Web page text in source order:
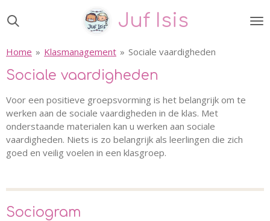
direct
de
Juf Isis
Home » Klasmanagement » Sociale vaardigheden
Sociale vaardigheden
Voor een positieve groepsvorming is het belangrijk om te
werken aan de sociale vaardigheden in de klas. Met
onderstaande materialen kan u werken aan sociale
vaardigheden. Niets is zo belangrijk als leerlingen die zich
goed en veilig voelen in een klasgroep.
Sociogram